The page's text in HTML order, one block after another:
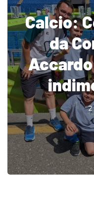
Calcio:
da
2